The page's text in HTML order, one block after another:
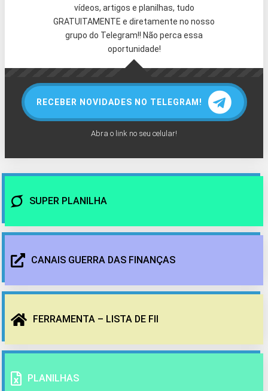
vídeos, artigos e planilhas, tudo
GRATUITAMENTE e diretamente no nosso
grupo do Telegram!! Não perca essa
oportunidade!
RECEBER NOVIDADES NO TELEGRAM!
Abra o link no seu celular!
SUPER PLANILHA
CANAIS GUERRA DAS FINANÇAS
FERRAMENTA – LISTA DE FII
PLANILHAS